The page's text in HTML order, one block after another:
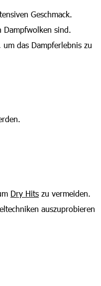
Geschmack.
Dampfwolken sind.
das Dampferlebnis zu
Dry Hits zu vermeiden.
auszuprobieren